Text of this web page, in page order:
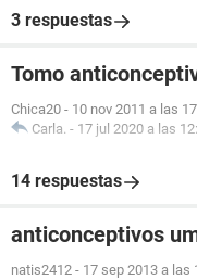
3 respuestas
Tomo
Chica20 - 10 nov 2011 a las
Carla. - 17 jul 2020 a las
14 respuestas
anticonceptivos
natis2412 - 17 sep 2013 a las